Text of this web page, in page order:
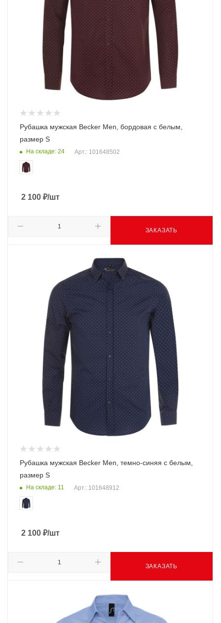
Рубашка мужская Becker Men, бордовая с белым,
размер S
На складе: 24 Арт.: 101648502
2 100 ₽/шт
ЗАКАЗАТЬ
Рубашка мужская Becker Men, темно-синяя с белым,
размер S
На складе: 11 Арт.: 101648912
2 100 ₽/шт
ЗАКАЗАТЬ